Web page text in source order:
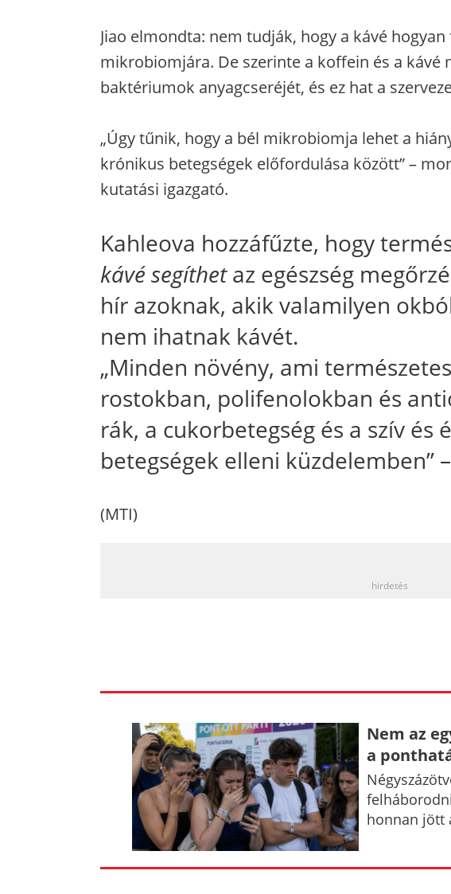
Jiao elmondta: nem tudják, hogy a kávé
mikrobiomjára. De szerinte a koffein és a kávé
baktériumok anyagcseréjét, és ez hat a
„Úgy tűnik, hogy a bél mikrobiomja lehet a
krónikus betegségek előfordulása között” –
kutatási igazgató.
Kahleova hozzáfűzte, hogy
kávé segíthetaz egészség
hír azoknak, akik valamilyen
nem ihatnak kávét.
„Minden növény, ami
rostokban, polifenolokban és
rák, a cukorbetegség és a szív és
betegségek elleni küzdelemben”
(MTI)
hirdetés
Nem az
a
honnan jött